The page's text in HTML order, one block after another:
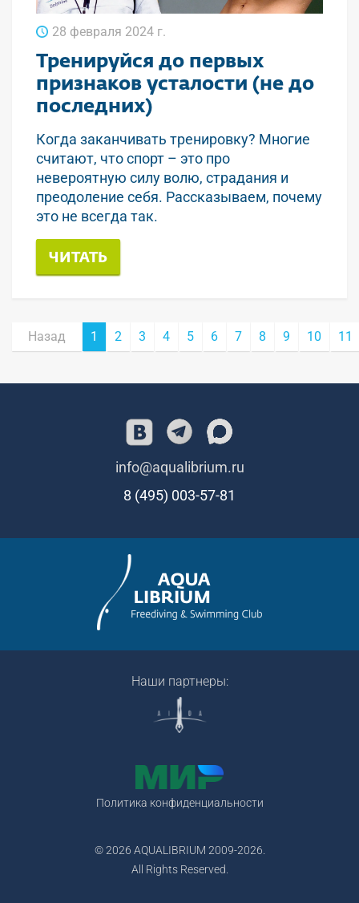
28 февраля 2024 г.
Тренируйся до первых
признаков усталости (не до
последних)
Когда заканчивать тренировку? Многие
считают, что спорт – это про
невероятную силу волю, страдания и
преодоление себя. Рассказываем, почему
это не всегда так.
ЧИТАТЬ
Назад 1 2 3 4 5 6 7 8 9 10 11
info@aqualibrium.ru
8 (495) 003-57-81
Наши партнеры:
Политика конфиденциальности
© 2026 AQUALIBRIUM 2009-2026.
All Rights Reserved.